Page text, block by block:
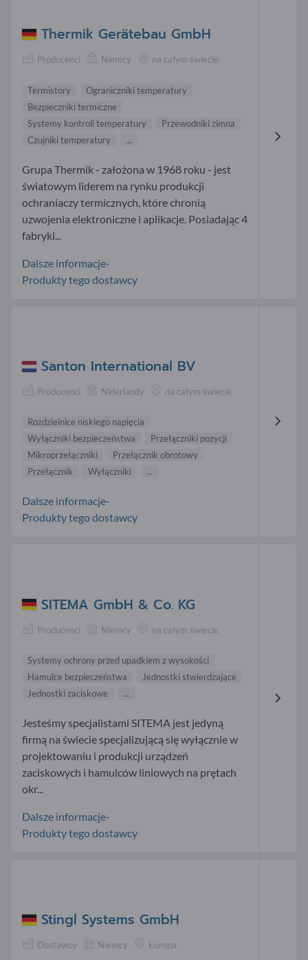
Thermik Gerätebau GmbH
Producenci Niemcy na całym świecie
Termistory
Ograniczniki temperatury
Bezpieczniki termiczne
Systemy kontroli temperatury
Przewodniki zimna
Czujniki temperatury
...
Grupa Thermik - założona w 1968 roku - jest
światowym liderem na rynku produkcji
ochraniaczy termicznych, które chronią
uzwojenia elektroniczne i aplikacje. Posiadając 4
fabryki...
Dalsze informacje-
Produkty tego dostawcy
Santon International BV
Producenci Niderlandy na całym świecie
Rozdzielnice niskiego napięcia
Wyłączniki bezpieczeństwa
Przełączniki pozycji
Mikroprzełączniki
Przełącznik obrotowy
Przełącznik
Wyłączniki ...
Dalsze informacje-
Produkty tego dostawcy
SITEMA GmbH & Co. KG
Producenci Niemcy na całym świecie
Systemy ochrony przed upadkiem z wysokości
Hamulce bezpieczeństwa
Jednostki stwierdzające
Jednostki zaciskowe
...
Jesteśmy specjalistami SITEMA jest jedyną
firmą na świecie specjalizującą się wyłącznie w
projektowaniu i produkcji urządzeń
zaciskowych i hamulców liniowych na prętach
okr...
Dalsze informacje-
Produkty tego dostawcy
Stingl Systems GmbH
Dostawcy Niemcy Europa